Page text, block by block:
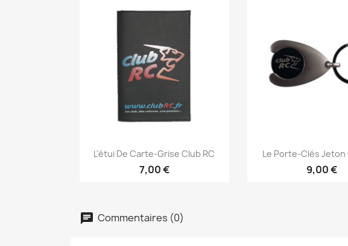
Aperçu rapide
L'étui De Carte-Grise Club RC
7,00 €
Aperçu
Le Porte-Clés Jeton
9,00 €
Commentaires (0)